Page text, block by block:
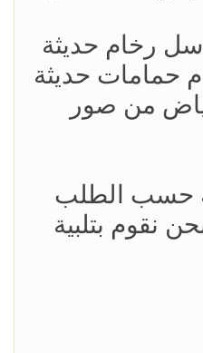
رخام حديثة
حمامات حديثة
من صور
حسب الطلب
نقوم بتلبية